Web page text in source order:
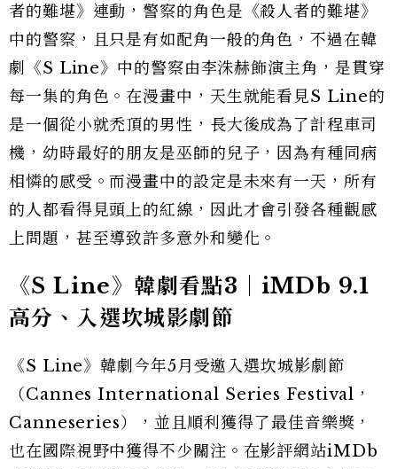
者的難堪》連動，警察的角色是《殺人者的難堪》
中的警察，且只是有如配角一般的角色，不過在韓
劇《S Line》中的警察由李洙赫飾演主角，是貫穿
每一集的角色。在漫畫中，天生就能看見S Line的
是一個從小就禿頂的男性，長大後成為了計程車司
機，幼時最好的朋友是巫師的兒子，因為有種同病
相憐的感受。而漫畫中的設定是未來有一天，所有
的人都看得見頭上的紅線，因此才會引發各種觀感
上問題，甚至導致許多意外和變化。
《S Line》韓劇看點3｜iMDb 9.1
高分、入選坎城影劇節
《S Line》韓劇今年5月受邀入選坎城影劇節
（Cannes International Series Festival，
Canneseries），並且順利獲得了最佳音樂獎，
也在國際視野中獲得不少關注。在影評網站iMDb